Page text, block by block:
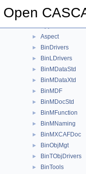
Open AppStd
► Aspect
► BinDrivers
► BinLDrivers
► BinMDataStd
► BinMDataXtd
► BinMDF
► BinMDocStd
► BinMFunction
► BinMNaming
► BinMXCAFDoc
► BinObjMgt
► BinTObjDrivers
► BinTools